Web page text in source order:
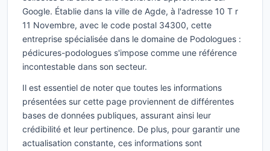
Google. Établie dans la ville de Agde, à l'adresse 10 T r
11 Novembre, avec le code postal 34300, cette
entreprise spécialisée dans le domaine de Podologues :
pédicures-podologues s'impose comme une référence
incontestable dans son secteur.
Il est essentiel de noter que toutes les informations
présentées sur cette page proviennent de différentes
bases de données publiques, assurant ainsi leur
crédibilité et leur pertinence. De plus, pour garantir une
actualisation constante, ces informations sont